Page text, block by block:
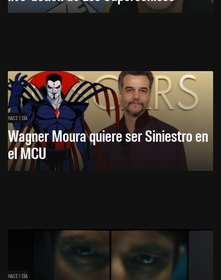
HACE 1 DÍA
Wagner Moura quiere ser Siniestro en
el MCU
HACE 1 DÍA